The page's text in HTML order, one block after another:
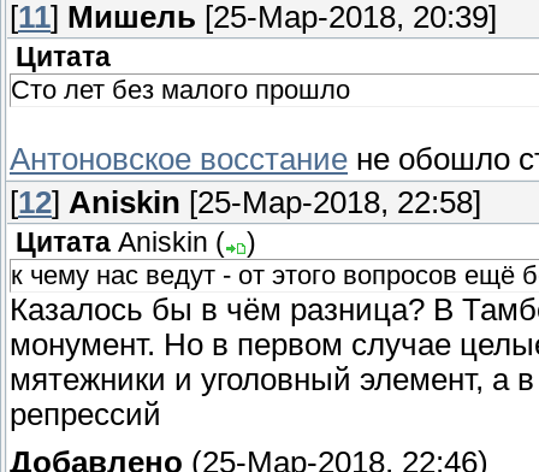
[11] Мишель [25-Мар-2018, 20:39]
Цитата
Сто лет без малого прошло
Антоновское восстание не обошло
[12] Aniskin [25-Мар-2018, 22:58]
Цитата Aniskin (
)
к чему нас ведут - от этого вопросов ещё
Казалось бы в чём разница? В
монумент. Но в первом случае
мятежники и уголовный элемент, а
репрессий
Добавлено (25-Мар-2018, 22:46)